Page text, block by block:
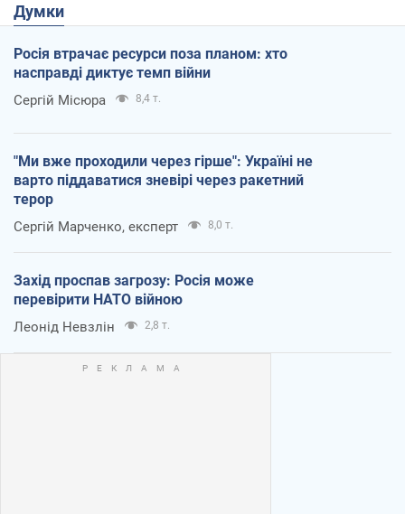
Думки
Росія втрачає ресурси поза планом: хто
насправді диктує темп війни
Сергій Місюра 8,4 т.
"Ми вже проходили через гірше": Україні не
варто піддаватися зневірі через ракетний
терор
Сергій Марченко, експерт 8,0 т.
Захід проспав загрозу: Росія може
перевірити НАТО війною
Леонід Невзлін 2,8 т.